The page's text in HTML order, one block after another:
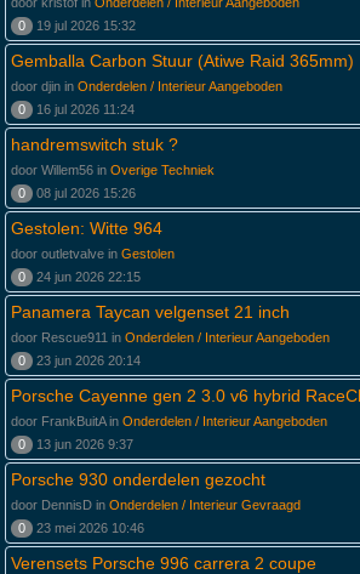
0
19 jul 2026 15:32
Gemballa Carbon Stuur (Atiwe Raid 365mm)
door djin in Onderdelen / Interieur Aangeboden
0
16 jul 2026 11:24
handremswitch stuk ?
door Willem56 in Overige Techniek
0
08 jul 2026 15:26
Gestolen: Witte 964
door outletvalve in Gestolen
0
24 jun 2026 22:15
Panamera Taycan velgenset 21 inch
door Rescue911 in Onderdelen / Interieur Aangeboden
0
23 jun 2026 20:14
Porsche Cayenne gen 2 3.0 v6 hybrid
door FrankBuitA in Onderdelen / Interieur Aangeboden
0
13 jun 2026 9:37
Porsche 930 onderdelen gezocht
door DennisD in Onderdelen / Interieur Gevraagd
0
23 mei 2026 10:46
Verensets Porsche 996 carrera 2 coupe